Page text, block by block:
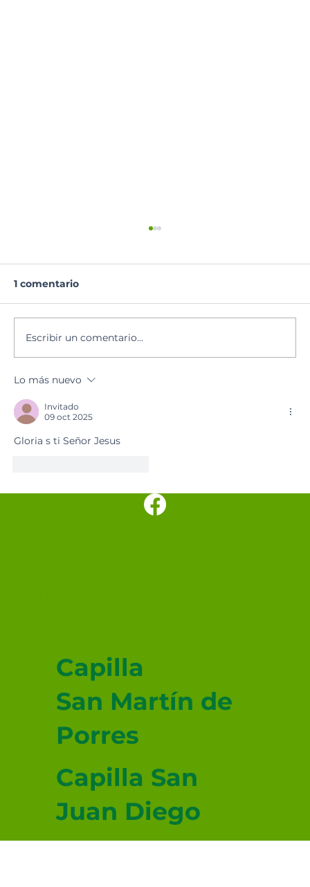
1 comentario
Escribir un comentario...
Lo más nuevo
Invitado
09 oct 2025
Gloria s ti Señor Jesus
Capilla
San Martín de
Porres
Capilla San
Juan Diego